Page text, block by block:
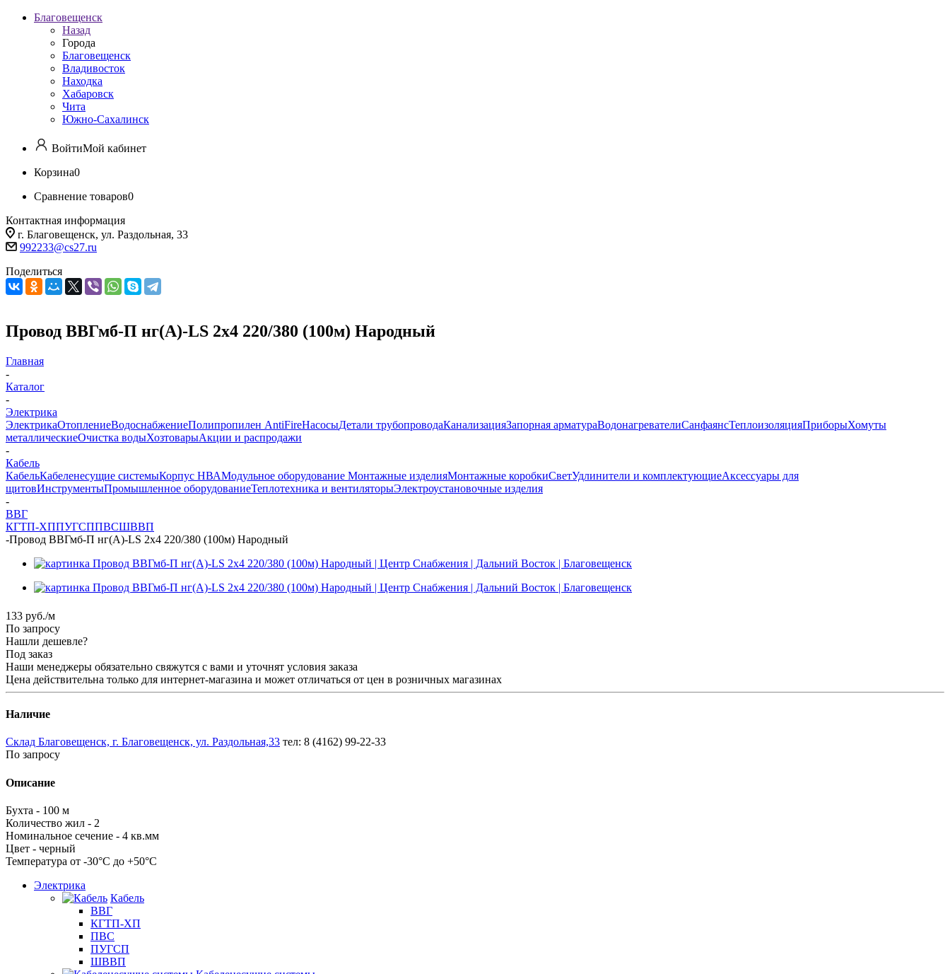
Благовещенск
Назад
Города
Благовещенск
Владивосток
Находка
Хабаровск
Чита
Южно-Сахалинск
ВойтиМой кабинет
Корзина0
Сравнение товаров0
Контактная информация
г. Благовещенск, ул. Раздольная, 33
992233@cs27.ru
Поделиться
Провод ВВГмб-П нг(А)-LS 2х4 220/380 (100м) Народный
Главная
-
Каталог
-
Электрика
ЭлектрикаОтоплениеВодоснабжениеПолипропилен AntiFireНасосыДетали трубопроводаКанализацияЗапорная арматураВодонагревателиСанфаянсТеплоизоляцияПриборыХомуты
металлическиеОчистка водыХозтоварыАкции и распродажи
-
Кабель
КабельКабеленесущие системыКорпус НВАМодульное оборудование Монтажные изделияМонтажные коробкиСветУдлинители и комплектующиеАксессуары для
щитовИнструментыПромышленное оборудованиеТеплотехника и вентиляторыЭлектроустановочные изделия
-
ВВГ
КГТП-ХППУГСППВСШВВП
-Провод ВВГмб-П нг(А)-LS 2х4 220/380 (100м) Народный
133 руб./м
По запросу
Нашли дешевле?
Под заказ
Наши менеджеры обязательно свяжутся с вами и уточнят условия заказа
Цена действительна только для интернет-магазина и может отличаться от цен в розничных магазинах
Наличие
Склад Благовещенск, г. Благовещенск, ул. Раздольная,33 тел: 8 (4162) 99-22-33
По запросу
Описание
Бухта - 100 м
Количество жил - 2
Номинальное сечение - 4 кв.мм
Цвет - черный
Температура от -30°С до +50°С
Электрика
Кабель
ВВГ
КГТП-ХП
ПВС
ПУГСП
ШВВП